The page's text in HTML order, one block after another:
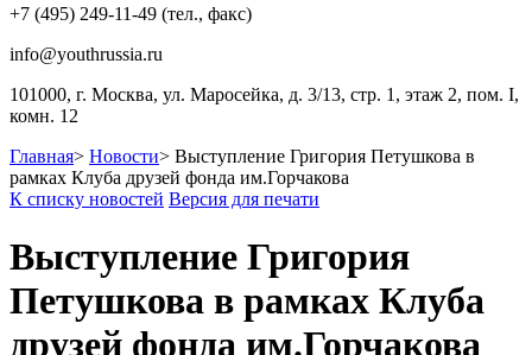
+7 (495) 249-11-49 (тел., факс)
info@youthrussia.ru
101000, г. Москва, ул. Маросейка, д. 3/13, стр. 1, этаж 2, пом. I,
комн. 12
Главная> Новости> Выступление Григория Петушкова в
рамках Клуба друзей фонда им.Горчакова
К списку новостей Версия для печати
Выступление Григория
Петушкова в рамках Клуба
друзей фонда им.Горчакова